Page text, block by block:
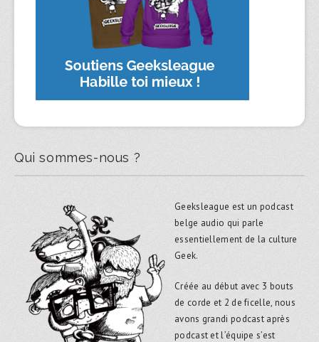
Qui sommes-nous ?
Geeksleague est un podcast
belge audio qui parle
essentiellement de la culture
Geek.
Créée au début avec 3 bouts
de corde et 2 de ficelle, nous
avons grandi podcast après
podcast et l’équipe s’est